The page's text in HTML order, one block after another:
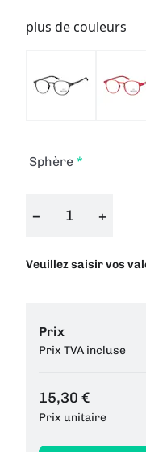
plus de couleurs
Sphère
− +
Veuillez saisir vos
Prix
Prix TVA incluse
15,30 €
Prix unitaire